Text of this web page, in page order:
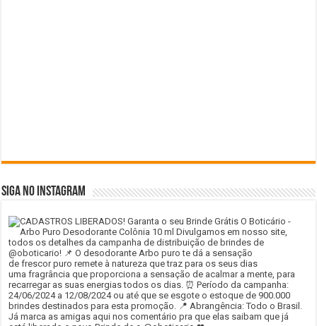
SIGA NO INSTAGRAM